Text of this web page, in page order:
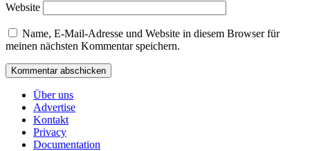
Website
Name, E-Mail-Adresse und Website in diesem Browser für
meinen nächsten Kommentar speichern.
Über uns
Advertise
Kontakt
Privacy
Documentation